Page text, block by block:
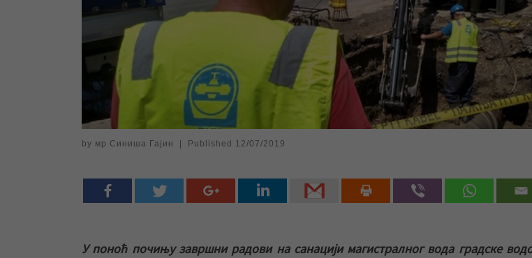
by мр Синиша Гајин Published 12/07/2019
У поноћ почињу завршни радови на санацији магистралног вода градске